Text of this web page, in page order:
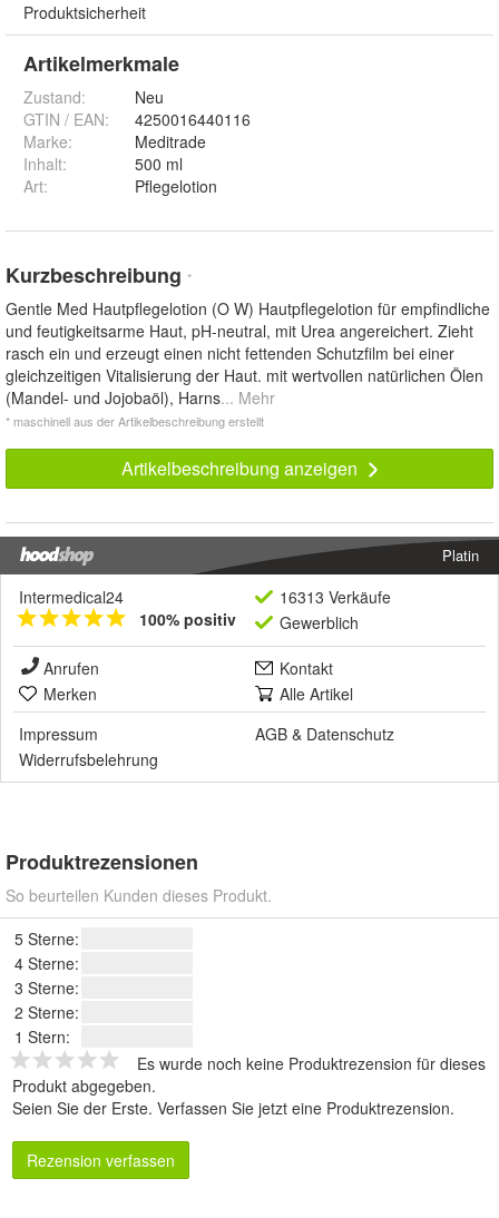
Produktsicherheit
Artikelmerkmale
Zustand:
Neu
GTIN / EAN:
4250016440116
Marke:
Meditrade
Inhalt:
500 ml
Art: Pflegelotion
Kurzbeschreibung *
Gentle Med Hautpflegelotion (O W) Hautpflegelotion für empfindliche
und feutigkeitsarme Haut, pH-neutral, mit Urea angereichert. Zieht
rasch ein und erzeugt einen nicht fettenden Schutzfilm bei einer
gleichzeitigen Vitalisierung der Haut. mit wertvollen natürlichen Ölen
(Mandel- und Jojobaöl), Harns... Mehr
* maschinell aus der Artikelbeschreibung erstellt
Artikelbeschreibung anzeigen
Platin
Intermedical24
100% positiv
16313 Verkäufe
Gewerblich
Anrufen
Kontakt
Merken
Alle Artikel
Impressum
AGB & Datenschutz
Widerrufsbelehrung
Produktrezensionen
So beurteilen Kunden dieses Produkt.
5 Sterne:
4 Sterne:
3 Sterne:
2 Sterne:
1 Stern:
Es wurde noch keine Produktrezension für dieses
Produkt abgegeben.
Seien Sie der Erste. Verfassen Sie jetzt eine Produktrezension.
Rezension verfassen